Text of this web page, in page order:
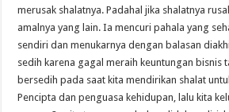
merusak shalatnya. Padahal jika shalatnya
amalnya yang lain. Ia mencuri pahala yang
sendiri dan menukarnya dengan balasan
sedih karena gagal meraih keuntungan bisnis
bersedih pada saat kita mendirikan shalat
Pencipta dan penguasa kehidupan, lalu kita